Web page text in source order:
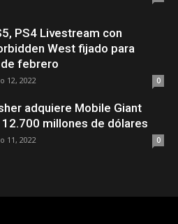
PS4 Livestream con
West fijado para
febrero
12, 2022 0
adquiere Mobile Giant
12.700 millones de dólares
11, 2022 0